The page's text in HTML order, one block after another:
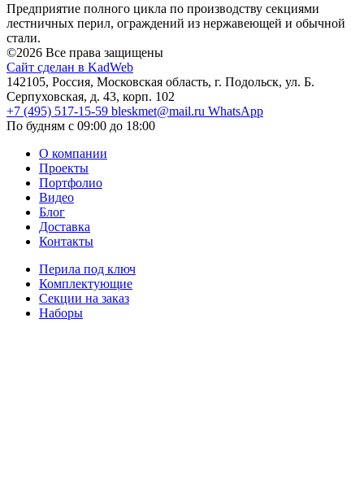
Предприятие полного цикла по производству секциями
лестничных перил, ограждений из нержавеющей и обычной
стали.
©2026 Все права защищены
Сайт сделан в KadWeb
142105, Россия, Московская область, г. Подольск, ул. Б.
Серпуховская, д. 43, корп. 102
+7 (495) 517-15-59 bleskmet@mail.ru WhatsApp
По будням с 09:00 до 18:00
О компании
Проекты
Портфолио
Видео
Блог
Доставка
Контакты
Перила под ключ
Комплектующие
Секции на заказ
Наборы